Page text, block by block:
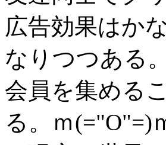
広告効果はか
なりつつある
会員を集める
る。ｍ(="O"=)